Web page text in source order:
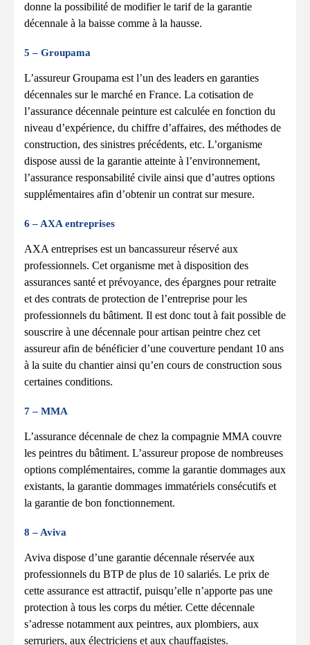
donne la possibilité de modifier le tarif de la garantie
décennale à la baisse comme à la hausse.
5 – Groupama
L’assureur Groupama est l’un des leaders en garanties
décennales sur le marché en France. La cotisation de
l’assurance décennale peinture est calculée en fonction du
niveau d’expérience, du chiffre d’affaires, des méthodes de
construction, des sinistres précédents, etc. L’organisme
dispose aussi de la garantie atteinte à l’environnement,
l’assurance responsabilité civile ainsi que d’autres options
supplémentaires afin d’obtenir un contrat sur mesure.
6 – AXA entreprises
AXA entreprises est un bancassureur réservé aux
professionnels. Cet organisme met à disposition des
assurances santé et prévoyance, des épargnes pour retraite
et des contrats de protection de l’entreprise pour les
professionnels du bâtiment. Il est donc tout à fait possible de
souscrire à une décennale pour artisan peintre chez cet
assureur afin de bénéficier d’une couverture pendant 10 ans
à la suite du chantier ainsi qu’en cours de construction sous
certaines conditions.
7 – MMA
L’assurance décennale de chez la compagnie MMA couvre
les peintres du bâtiment. L’assureur propose de nombreuses
options complémentaires, comme la garantie dommages aux
existants, la garantie dommages immatériels consécutifs et
la garantie de bon fonctionnement.
8 – Aviva
Aviva dispose d’une garantie décennale réservée aux
professionnels du BTP de plus de 10 salariés. Le prix de
cette assurance est attractif, puisqu’elle n’apporte pas une
protection à tous les corps du métier. Cette décennale
s’adresse notamment aux peintres, aux plombiers, aux
serruriers, aux électriciens et aux chauffagistes.